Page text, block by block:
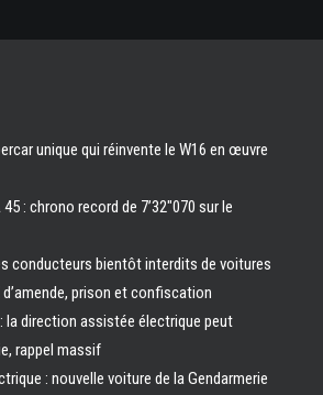
unique qui réinvente le W16 en œuvre
: chrono record de 7’32″070 sur le
conducteurs bientôt interdits de voitures
prison et confiscation
la direction assistée électrique peut
rappel massif
: nouvelle voiture de la Gendarmerie